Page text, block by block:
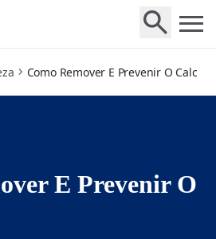
Como Remover E Prevenir O
E Prevenir O